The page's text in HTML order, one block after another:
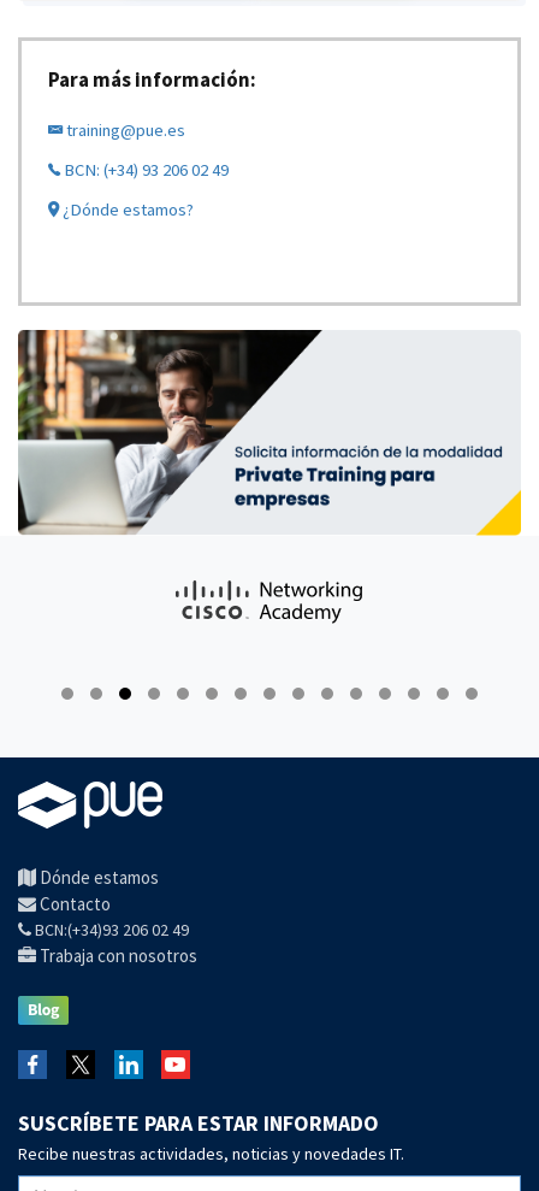
Para más información:
training@pue.es
BCN: (+34) 93 206 02 49
¿Dónde estamos?
Dónde estamos
Contacto
BCN:(+34)93 206 02 49
Trabaja con nosotros
SUSCRÍBETE PARA ESTAR INFORMADO
Recibe nuestras actividades, noticias y novedades IT.